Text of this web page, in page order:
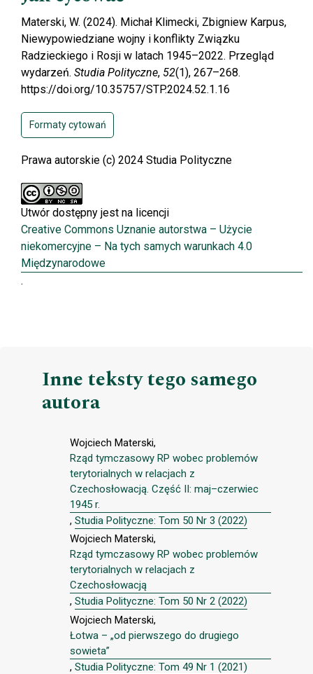
Materski, W. (2024). Michał Klimecki, Zbigniew Karpus,
Niewypowiedziane wojny i konflikty Związku
Radzieckiego i Rosji w latach 1945–2022. Przegląd
wydarzeń. Studia Polityczne, 52(1), 267–268.
https://doi.org/10.35757/STP.2024.52.1.16
Formaty cytowań
Prawa autorskie (c) 2024 Studia Polityczne
Utwór dostępny jest na licencji
Creative Commons Uznanie autorstwa – Użycie
niekomercyjne – Na tych samych warunkach 4.0
Międzynarodowe
.
Inne teksty tego samego
autora
Wojciech Materski,
Rząd tymczasowy RP wobec problemów
terytorialnych w relacjach z
Czechosłowacją. Część II: maj–czerwiec
1945 r.
, Studia Polityczne: Tom 50 Nr 3 (2022)
Wojciech Materski,
Rząd tymczasowy RP wobec problemów
terytorialnych w relacjach z
Czechosłowacją
, Studia Polityczne: Tom 50 Nr 2 (2022)
Wojciech Materski,
Łotwa – „od pierwszego do drugiego
sowieta”
, Studia Polityczne: Tom 49 Nr 1 (2021)